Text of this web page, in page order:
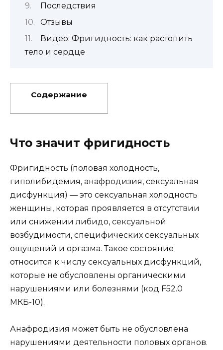
Последствия
Отзывы
Видео: Фригидность: как растопить
тело и сердце
Содержание
Что значит фригидность
Фригидность (половая холодность,
гиполибидемия, анафродизия, сексуальная
дисфункция) — это сексуальная холодность
женщины, которая проявляется в отсутствии
или снижении либидо, сексуальной
возбудимости, специфических сексуальных
ощущений и оргазма. Такое состояние
относится к числу сексуальных дисфункций,
которые не обусловлены органическими
нарушениями или болезнями (код F52.0
МКБ-10).
Анафродизия может быть не обусловлена
нарушениями деятельности половых органов.